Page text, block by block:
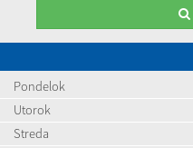
Pondelok
Utorok
Streda